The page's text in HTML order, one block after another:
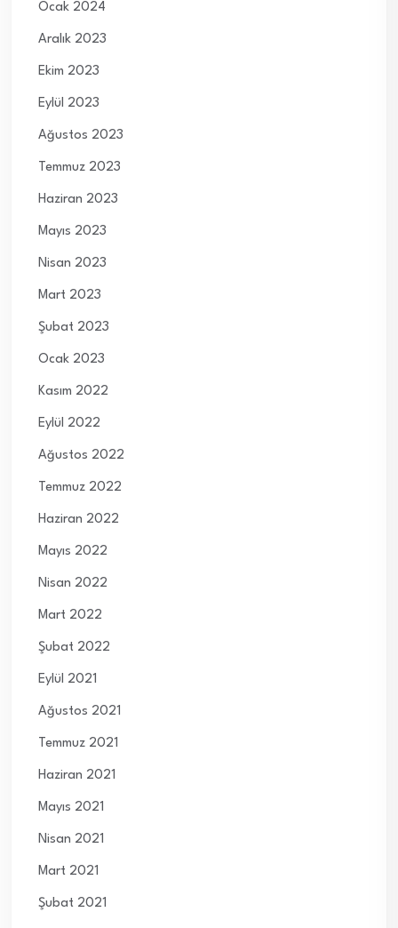
Ocak 2024
Aralık 2023
Ekim 2023
Eylül 2023
Ağustos 2023
Temmuz 2023
Haziran 2023
Mayıs 2023
Nisan 2023
Mart 2023
Şubat 2023
Ocak 2023
Kasım 2022
Eylül 2022
Ağustos 2022
Temmuz 2022
Haziran 2022
Mayıs 2022
Nisan 2022
Mart 2022
Şubat 2022
Eylül 2021
Ağustos 2021
Temmuz 2021
Haziran 2021
Mayıs 2021
Nisan 2021
Mart 2021
Şubat 2021